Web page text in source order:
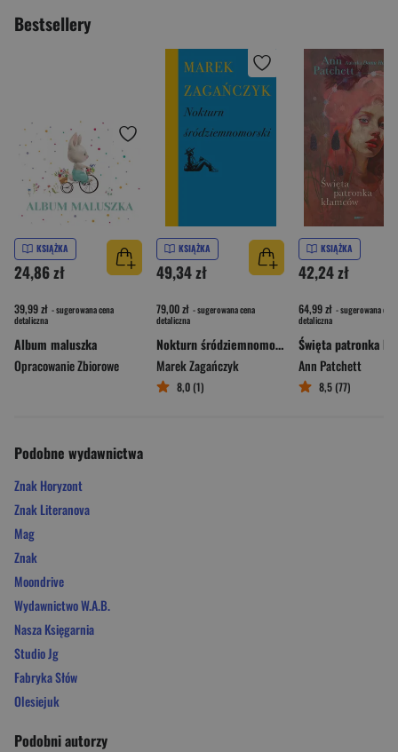
Bestsellery
KSIĄŻKA
24,86 zł
39,99 zł - sugerowana cena
detaliczna
Album maluszka
Opracowanie Zbiorowe
KSIĄŻKA
49,34 zł
79,00 zł - sugerowana cena
detaliczna
Nokturn śródziemnomorski
Marek Zagańczyk
8,0 (1)
KSIĄŻKA
42,24 zł
64,99 zł - sugerowana cena
detaliczna
Ann Patchett
8,5 (77)
Podobne wydawnictwa
Znak Horyzont
Znak Literanova
Mag
Znak
Moondrive
Wydawnictwo W.A.B.
Nasza Księgarnia
Studio Jg
Fabryka Słów
Olesiejuk
Podobni autorzy